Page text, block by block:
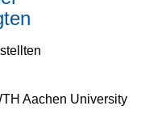
Aachen University